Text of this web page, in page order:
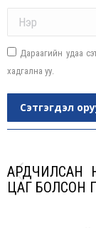
Дараагийн удаа
хадгална уу.
Сэтгэгдэл
АРДЧИЛСАН
ЦАГ БОЛСОН